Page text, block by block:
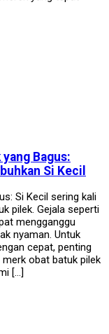
Bagus:
Si Kecil
Si Kecil sering kali
pilek. Gejala seperti
mengganggu
nyaman. Untuk
cepat, penting
obat batuk pilek
[…]